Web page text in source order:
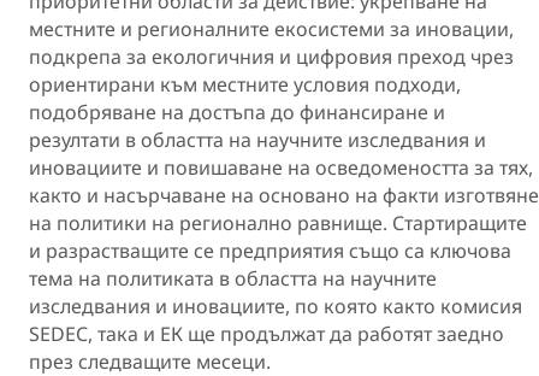
местните и регионалните екосистеми за иновации,
подкрепа за екологичния и цифровия преход чрез
ориентирани към местните условия подходи,
подобряване на достъпа до финансиране и
резултати в областта на научните изследвания и
иновациите и повишаване на осведомеността за тях,
както и насърчаване на основано на факти изготвяне
на политики на регионално равнище. Стартиращите
и разрастващите се предприятия също са ключова
тема на политиката в областта на научните
изследвания и иновациите, по която както комисия
SEDEC, така и ЕК ще продължат да работят заедно
през следващите месеци.